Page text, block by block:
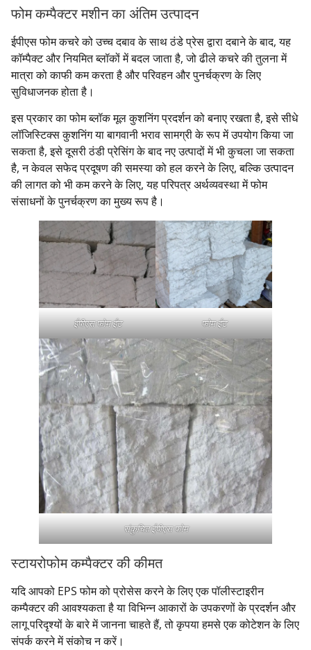
फोम कम्पैक्टर मशीन का अंतिम उत्पादन
ईपीएस फोम कचरे को उच्च दबाव के साथ ठंडे प्रेस द्वारा दबाने के बाद, यह
कॉम्पैक्ट और नियमित ब्लॉकों में बदल जाता है, जो ढीले कचरे की तुलना में
मात्रा को काफी कम करता है और परिवहन और पुनर्चक्रण के लिए
सुविधाजनक होता है।
इस प्रकार का फोम ब्लॉक मूल कुशनिंग प्रदर्शन को बनाए रखता है, इसे सीधे
लॉजिस्टिक्स कुशनिंग या बागवानी भराव सामग्री के रूप में उपयोग किया जा
सकता है, इसे दूसरी ठंडी प्रेसिंग के बाद नए उत्पादों में भी कुचला जा सकता
है, न केवल सफेद प्रदूषण की समस्या को हल करने के लिए, बल्कि उत्पादन
की लागत को भी कम करने के लिए, यह परिपत्र अर्थव्यवस्था में फोम
संसाधनों के पुनर्चक्रण का मुख्य रूप है।
ईपीएस फोम ईंट फोम ईंट
संकुचित ईपीएस फोम
स्टायरोफोम कम्पैक्टर की कीमत
यदि आपको EPS फोम को प्रोसेस करने के लिए एक पॉलीस्टाइरीन
कम्पैक्टर की आवश्यकता है या विभिन्न आकारों के उपकरणों के प्रदर्शन और
लागू परिदृश्यों के बारे में जानना चाहते हैं, तो कृपया हमसे एक कोटेशन के लिए
संपर्क करने में संकोच न करें।